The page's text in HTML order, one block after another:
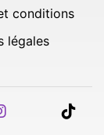
conditions
légales
instagram